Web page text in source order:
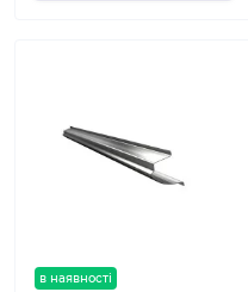
в наявності